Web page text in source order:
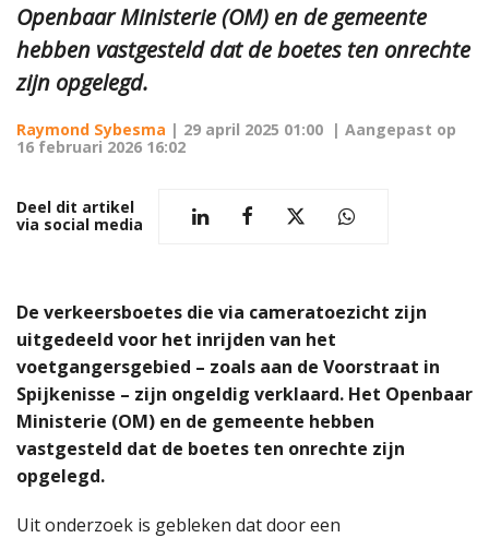
Openbaar Ministerie (OM) en de gemeente
hebben vastgesteld dat de boetes ten onrechte
zijn opgelegd.
Raymond Sybesma | 29 april 2025 01:00 | Aangepast op
16 februari 2026 16:02
Deel dit artikel
via social media
De verkeersboetes die via cameratoezicht zijn
uitgedeeld voor het inrijden van het
voetgangersgebied – zoals aan de Voorstraat in
Spijkenisse – zijn ongeldig verklaard. Het Openbaar
Ministerie (OM) en de gemeente hebben
vastgesteld dat de boetes ten onrechte zijn
opgelegd.
Uit onderzoek is gebleken dat door een